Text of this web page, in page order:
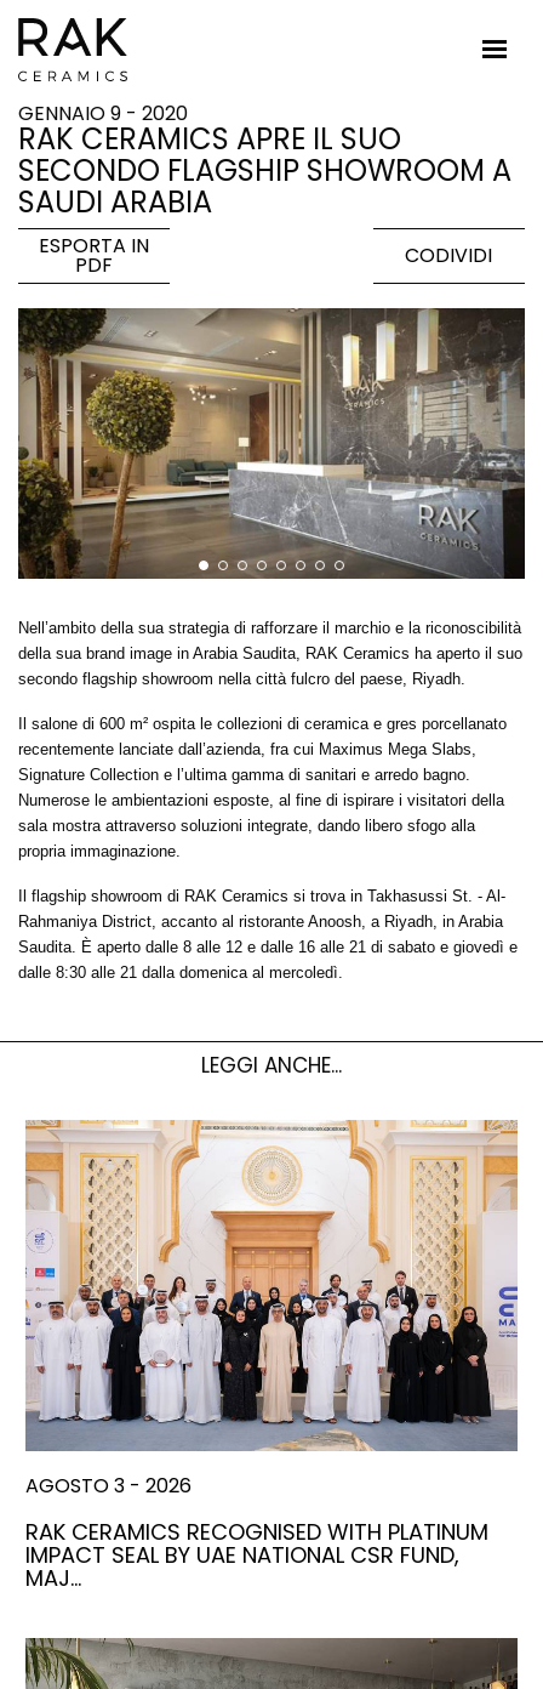
GENNAIO 9 - 2020
RAK CERAMICS APRE IL SUO
SECONDO FLAGSHIP SHOWROOM A
SAUDI ARABIA
ESPORTA IN
PDF CODIVIDI
Nell’ambito della sua strategia di rafforzare il marchio e la riconoscibilità
della sua brand image in Arabia Saudita, RAK Ceramics ha aperto il suo
secondo flagship showroom nella città fulcro del paese, Riyadh.
Il salone di 600 m² ospita le collezioni di ceramica e gres porcellanato
recentemente lanciate dall’azienda, fra cui Maximus Mega Slabs,
Signature Collection e l’ultima gamma di sanitari e arredo bagno.
Numerose le ambientazioni esposte, al fine di ispirare i visitatori della
sala mostra attraverso soluzioni integrate, dando libero sfogo alla
propria immaginazione.
Il flagship showroom di RAK Ceramics si trova in Takhasussi St. - Al-
Rahmaniya District, accanto al ristorante Anoosh, a Riyadh, in Arabia
Saudita. È aperto dalle 8 alle 12 e dalle 16 alle 21 di sabato e giovedì e
dalle 8:30 alle 21 dalla domenica al mercoledì.
LEGGI ANCHE...
AGOSTO 3 - 2026
RAK CERAMICS RECOGNISED WITH PLATINUM
IMPACT SEAL BY UAE NATIONAL CSR FUND,
MAJ…